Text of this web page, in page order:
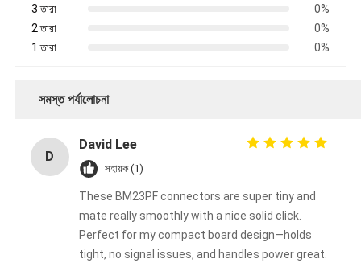
3 তারা
0%
2 তারা
0%
1 তারা
0%
সমস্ত পর্যালোচনা
D
David Lee
সহায়ক (1)
These BM23PF connectors are super tiny and
mate really smoothly with a nice solid click.
Perfect for my compact board design—holds
tight, no signal issues, and handles power great.